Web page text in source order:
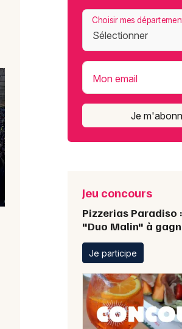
Choisir mes
Mon email
Je
Jeu concours
Pizzerias Paradiso
"Duo Malin" à
Je participe